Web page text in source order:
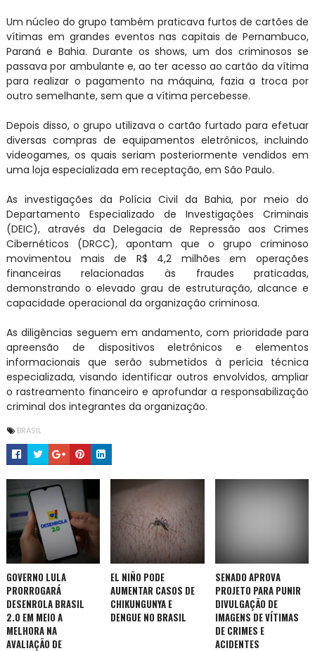
Um núcleo do grupo também praticava furtos de cartões de
vítimas em grandes eventos nas capitais de Pernambuco,
Paraná e Bahia. Durante os shows, um dos criminosos se
passava por ambulante e, ao ter acesso ao cartão da vítima
para realizar o pagamento na máquina, fazia a troca por
outro semelhante, sem que a vítima percebesse.
Depois disso, o grupo utilizava o cartão furtado para efetuar
diversas compras de equipamentos eletrônicos, incluindo
videogames, os quais seriam posteriormente vendidos em
uma loja especializada em receptação, em São Paulo.
As investigações da Polícia Civil da Bahia, por meio do
Departamento Especializado de Investigações Criminais
(DEIC), através da Delegacia de Repressão aos Crimes
Cibernéticos (DRCC), apontam que o grupo criminoso
movimentou mais de R$ 4,2 milhões em operações
financeiras relacionadas às fraudes praticadas,
demonstrando o elevado grau de estruturação, alcance e
capacidade operacional da organização criminosa.
As diligências seguem em andamento, com prioridade para
apreensão de dispositivos eletrônicos e elementos
informacionais que serão submetidos à perícia técnica
especializada, visando identificar outros envolvidos, ampliar
o rastreamento financeiro e aprofundar a responsabilização
criminal dos integrantes da organização.
BRASIL
GOVERNO LULA
PRORROGARÁ
DESENROLA BRASIL
2.0 EM MEIO A
MELHORA NA
AVALIAÇÃO DE
EL NIÑO PODE
AUMENTAR CASOS DE
CHIKUNGUNYA E
DENGUE NO BRASIL
SENADO APROVA
PROJETO PARA PUNIR
DIVULGAÇÃO DE
IMAGENS DE VÍTIMAS
DE CRIMES E
ACIDENTES